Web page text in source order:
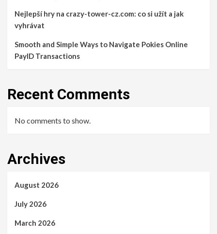
Nejlepší hry na crazy-tower-cz.com: co si užít a jak
vyhrávat
Smooth and Simple Ways to Navigate Pokies Online
PayID Transactions
Recent Comments
No comments to show.
Archives
August 2026
July 2026
March 2026